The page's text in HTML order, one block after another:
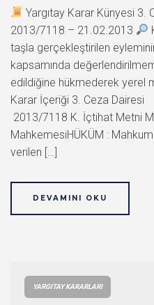
Yargıtay Karar Künyesi
2013/7118 – 21.02.2013
taşla gerçekleştirilen
kapsamında
edildiğine hükmederek yerel
Karar İçeriği 3. Ceza
2013/7118 K. İçtihat Metni
MahkemesiHÜKÜM :
verilen […]
DEVAMINI OKU
YARGITAY KARARLARI